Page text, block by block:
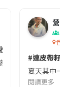
😱出發前切記檢查
的民眾，近期要
營養
香港
#連皮帶籽
夏天其中一
閱讀更多